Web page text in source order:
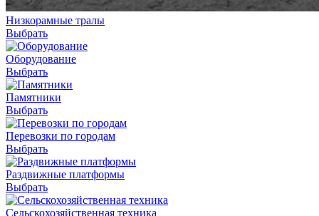
Низкорамные тралы
Выбрать
Оборудование
Выбрать
Памятники
Выбрать
Перевозки по городам
Выбрать
Раздвижные платформы
Выбрать
Сельскохозяйственная техника